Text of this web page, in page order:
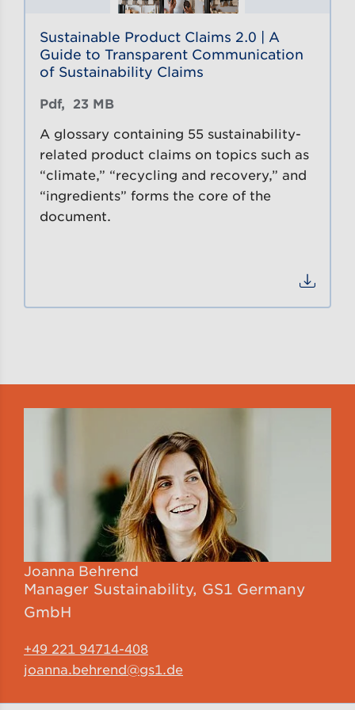
Sustainable Product Claims 2.0 | A
Guide to Transparent Communication
of Sustainability Claims
Pdf, 23 MB
A glossary containing 55 sustainability-
related product claims on topics such as
“climate,” “recycling and recovery,” and
“ingredients” forms the core of the
document.
Datei
Joanna Behrend
Manager Sustainability, GS1 Germany
GmbH
+49 221 94714-408
joanna.behrend@gs1.de